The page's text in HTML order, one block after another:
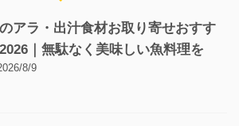
アラ・出汁食材お取り寄せおすす
｜無駄なく美味しい魚料理を
8/9